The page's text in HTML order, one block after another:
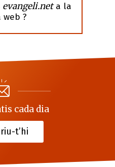
evangeli.neta la
web ?
cada dia
t’hi